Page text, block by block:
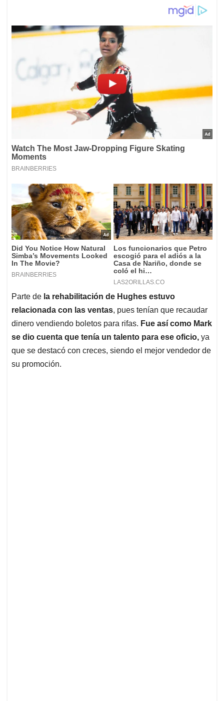
Parte de la rehabilitación de Hughes estuvo
relacionada con las ventas, pues tenían que recaudar
dinero vendiendo boletos para rifas. Fue así como Mark
se dio cuenta que tenía un talento para ese oficio, ya
que se destacó con creces, siendo el mejor vendedor de
su promoción.